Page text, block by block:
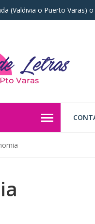
(Valdivia o Puerto Varas)